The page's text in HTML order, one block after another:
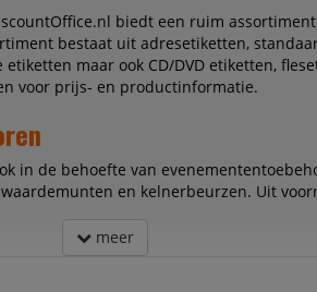
biedt een ruim
bestaat uit adresetiketten,
maar ook CD/DVD etiketten,
voor prijs- en productinformatie.
in de behoefte van
en kelnerbeurzen. Uit
meer